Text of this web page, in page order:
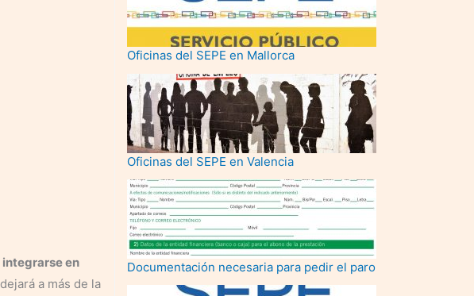
integrarse en
dejará a más de la
Oficinas del SEPE en Mallorca
Oficinas del SEPE en Valencia
Documentación necesaria para pedir el paro